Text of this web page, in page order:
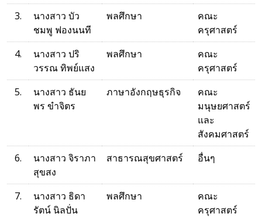
3.
นางสาว บัว
ชมพู ฟองนนที
พลศึกษา
คณะ
ครุศาสตร์
4.
นางสาว ปริ
วรรณ ทิพย์แสง
พลศึกษา
คณะ
ครุศาสตร์
5.
นางสาว ธันย
พร ขำจิตร
ภาษาอังกฤษธุรกิจ
คณะ
มนุษยศาสตร์
และ
สังคมศาสตร์
6.
นางสาว จิราภา
สุขสง
สาธารณสุขศาสตร์ อื่นๆ
7.
นางสาว ธิดา
รัตน์ นิลปั่น
พลศึกษา
คณะ
ครุศาสตร์